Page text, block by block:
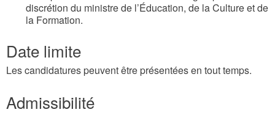
discrétion du ministre de l’Éducation, de la Culture et de
la Formation.
Date limite
Les candidatures peuvent être présentées en tout temps.
Admissibilité